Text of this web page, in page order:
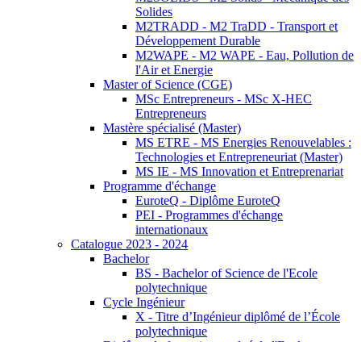
Solides
M2TRADD - M2 TraDD - Transport et
Développement Durable
M2WAPE - M2 WAPE - Eau, Pollution de
l'Air et Energie
Master of Science (CGE)
MSc Entrepreneurs - MSc X-HEC
Entrepreneurs
Mastère spécialisé (Master)
MS ETRE - MS Energies Renouvelables :
Technologies et Entrepreneuriat (Master)
MS IE - MS Innovation et Entreprenariat
Programme d'échange
EuroteQ - Diplôme EuroteQ
PEI - Programmes d'échange
internationaux
Catalogue 2023 - 2024
Bachelor
BS - Bachelor of Science de l'Ecole
polytechnique
Cycle Ingénieur
X - Titre d’Ingénieur diplômé de l’École
polytechnique